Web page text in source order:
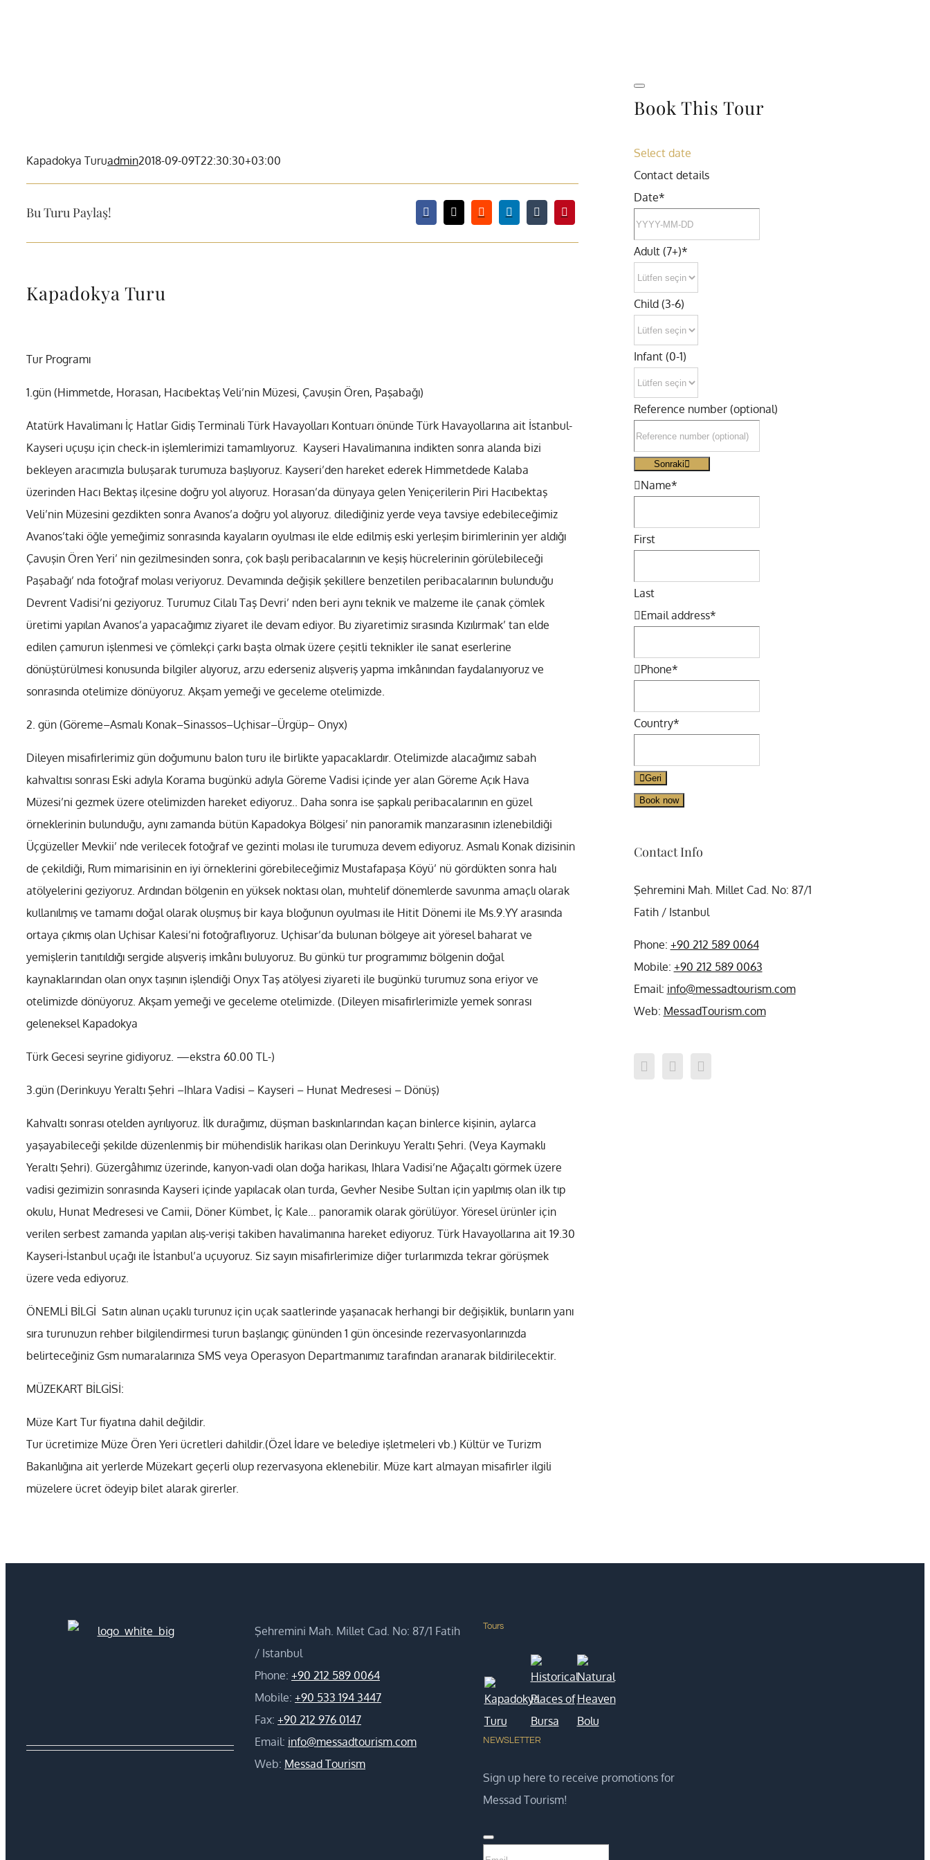
Kapadokya Turuadmin2018-09-09T22:30:30+03:00
Bu Turu Paylaş!
Kapadokya Turu
Tur Programı
1.gün (Himmetde, Horasan, Hacıbektaş Veli’nin Müzesi, Çavuşin Ören, Paşabağı)
Atatürk Havalimanı İç Hatlar Gidiş Terminali Türk Havayolları Kontuarı önünde Türk Havayollarına ait İstanbul-
Kayseri uçuşu için check-in işlemlerimizi tamamlıyoruz. Kayseri Havalimanına indikten sonra alanda bizi
bekleyen aracımızla buluşarak turumuza başlıyoruz. Kayseri’den hareket ederek Himmetdede Kalaba
üzerinden Hacı Bektaş ilçesine doğru yol alıyoruz. Horasan’da dünyaya gelen Yeniçerilerin Piri Hacıbektaş
Veli’nin Müzesini gezdikten sonra Avanos’a doğru yol alıyoruz. dilediğiniz yerde veya tavsiye edebileceğimiz
Avanos’taki öğle yemeğimiz sonrasında kayaların oyulması ile elde edilmiş eski yerleşim birimlerinin yer aldığı
Çavuşin Ören Yeri’ nin gezilmesinden sonra, çok başlı peribacalarının ve keşiş hücrelerinin görülebileceği
Paşabağı’ nda fotoğraf molası veriyoruz. Devamında değişik şekillere benzetilen peribacalarının bulunduğu
Devrent Vadisi’ni geziyoruz. Turumuz Cilalı Taş Devri’ nden beri aynı teknik ve malzeme ile çanak çömlek
üretimi yapılan Avanos’a yapacağımız ziyaret ile devam ediyor. Bu ziyaretimiz sırasında Kızılırmak’ tan elde
edilen çamurun işlenmesi ve çömlekçi çarkı başta olmak üzere çeşitli teknikler ile sanat eserlerine
dönüştürülmesi konusunda bilgiler alıyoruz, arzu ederseniz alışveriş yapma imkânından faydalanıyoruz ve
sonrasında otelimize dönüyoruz. Akşam yemeği ve geceleme otelimizde.
2. gün (Göreme–Asmalı Konak–Sinassos–Uçhisar–Ürgüp– Onyx)
Dileyen misafirlerimiz gün doğumunu balon turu ile birlikte yapacaklardır. Otelimizde alacağımız sabah
kahvaltısı sonrası Eski adıyla Korama bugünkü adıyla Göreme Vadisi içinde yer alan Göreme Açık Hava
Müzesi’ni gezmek üzere otelimizden hareket ediyoruz.. Daha sonra ise şapkalı peribacalarının en güzel
örneklerinin bulunduğu, aynı zamanda bütün Kapadokya Bölgesi’ nin panoramik manzarasının izlenebildiği
Üçgüzeller Mevkii’ nde verilecek fotoğraf ve gezinti molası ile turumuza devem ediyoruz. Asmalı Konak dizisinin
de çekildiği, Rum mimarisinin en iyi örneklerini görebileceğimiz Mustafapaşa Köyü’ nü gördükten sonra halı
atölyelerini geziyoruz. Ardından bölgenin en yüksek noktası olan, muhtelif dönemlerde savunma amaçlı olarak
kullanılmış ve tamamı doğal olarak oluşmuş bir kaya bloğunun oyulması ile Hitit Dönemi ile Ms.9.YY arasında
ortaya çıkmış olan Uçhisar Kalesi’ni fotoğraflıyoruz. Uçhisar’da bulunan bölgeye ait yöresel baharat ve
yemişlerin tanıtıldığı sergide alışveriş imkânı buluyoruz. Bu günkü tur programımız bölgenin doğal
kaynaklarından olan onyx taşının işlendiği Onyx Taş atölyesi ziyareti ile bugünkü turumuz sona eriyor ve
otelimizde dönüyoruz. Akşam yemeği ve geceleme otelimizde. (Dileyen misafirlerimizle yemek sonrası
geleneksel Kapadokya
Türk Gecesi seyrine gidiyoruz. —ekstra 60.00 TL-)
3.gün (Derinkuyu Yeraltı Şehri –Ihlara Vadisi – Kayseri – Hunat Medresesi – Dönüş)
Kahvaltı sonrası otelden ayrılıyoruz. İlk durağımız, düşman baskınlarından kaçan binlerce kişinin, aylarca
yaşayabileceği şekilde düzenlenmiş bir mühendislik harikası olan Derinkuyu Yeraltı Şehri. (Veya Kaymaklı
Yeraltı Şehri). Güzergâhımız üzerinde, kanyon-vadi olan doğa harikası, Ihlara Vadisi’ne Ağaçaltı görmek üzere
vadisi gezimizin sonrasında Kayseri içinde yapılacak olan turda, Gevher Nesibe Sultan için yapılmış olan ilk tıp
okulu, Hunat Medresesi ve Camii, Döner Kümbet, İç Kale… panoramik olarak görülüyor. Yöresel ürünler için
verilen serbest zamanda yapılan alış-verişi takiben havalimanına hareket ediyoruz. Türk Havayollarına ait 19.30
Kayseri-İstanbul uçağı ile İstanbul’a uçuyoruz. Siz sayın misafirlerimize diğer turlarımızda tekrar görüşmek
üzere veda ediyoruz.
ÖNEMLİ BİLGİ Satın alınan uçaklı turunuz için uçak saatlerinde yaşanacak herhangi bir değişiklik, bunların yanı
sıra turunuzun rehber bilgilendirmesi turun başlangıç gününden 1 gün öncesinde rezervasyonlarınızda
belirteceğiniz Gsm numaralarınıza SMS veya Operasyon Departmanımız tarafından aranarak bildirilecektir.
MÜZEKART BİLGİSİ:
Müze Kart Tur fiyatına dahil değildir.
Tur ücretimize Müze Ören Yeri ücretleri dahildir.(Özel İdare ve belediye işletmeleri vb.) Kültür ve Turizm
Bakanlığına ait yerlerde Müzekart geçerli olup rezervasyona eklenebilir. Müze kart almayan misafirler ilgili
müzelere ücret ödeyip bilet alarak girerler.
Book This Tour
Select date
Contact details
Date*
Adult (7+)*
Child (3-6)
Infant (0-1)
Reference number (optional)
Sonraki
Name*
First
Last
Email address*
Phone*
Phone
Country*
Geri
Book now
Contact Info
Şehremini Mah. Millet Cad. No: 87/1
Fatih / Istanbul
Phone: +90 212 589 0064
Mobile: +90 212 589 0063
Email: info@messadtourism.com
Web: MessadTourism.com
Şehremini Mah. Millet Cad. No: 87/1 Fatih
/ Istanbul
Phone: +90 212 589 0064
Mobile: +90 533 194 3447
Fax: +90 212 976 0147
Email: info@messadtourism.com
Web: Messad Tourism
Tours
NEWSLETTER
Sign up here to receive promotions for
Messad Tourism!
Email